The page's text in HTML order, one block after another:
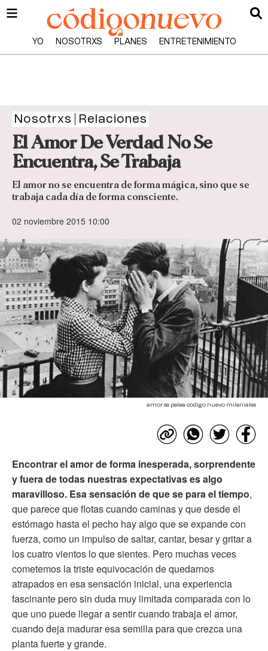
YO NOSOTRXS PLANES ENTRETENIMIENTO
Nosotrxs Relaciones
El Amor De Verdad No Se
Encuentra, Se Trabaja
El amor no se encuentra de forma mágica, sino que se
trabaja cada día de forma consciente.
02 noviembre 2015 10:00
amor se pelea codigo nuevo mileniales
Encontrar el amor de forma inesperada, sorprendente
y fuera de todas nuestras expectativas es algo
maravilloso. Esa sensación de que se para el tiempo,
que parece que flotas cuando caminas y que desde el
estómago hasta el pecho hay algo que se expande con
fuerza, como un impulso de saltar, cantar, besar y gritar a
los cuatro vientos lo que sientes. Pero muchas veces
cometemos la triste equivocación de quedarnos
atrapados en esa sensación inicial, una experiencia
fascinante pero sin duda muy limitada comparada con lo
que uno puede llegar a sentir cuando trabaja el amor,
cuando deja madurar esa semilla para que crezca una
planta fuerte y grande.